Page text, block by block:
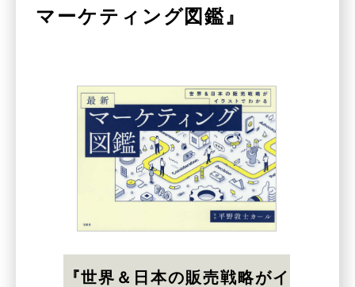
マーケティング図鑑』
『世界＆日本の販売戦略がイ